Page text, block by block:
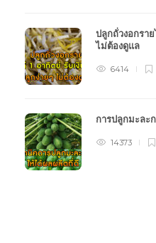
ปลูกถั่วงอกรา
ไม่ต้องดูแล
6414
การปลูกมะละ
14373